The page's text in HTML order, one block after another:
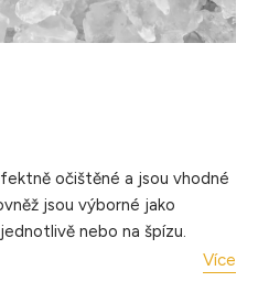
očištěné a jsou vhodné
jsou výborné jako
nebo na špízu.
Více